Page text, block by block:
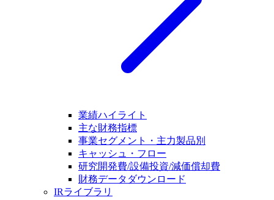
業績ハイライト
主な財務指標
事業セグメント・主力製品別
キャッシュ・フロー
研究開発費/設備投資/減価償却費
財務データダウンロード
IRライブラリ